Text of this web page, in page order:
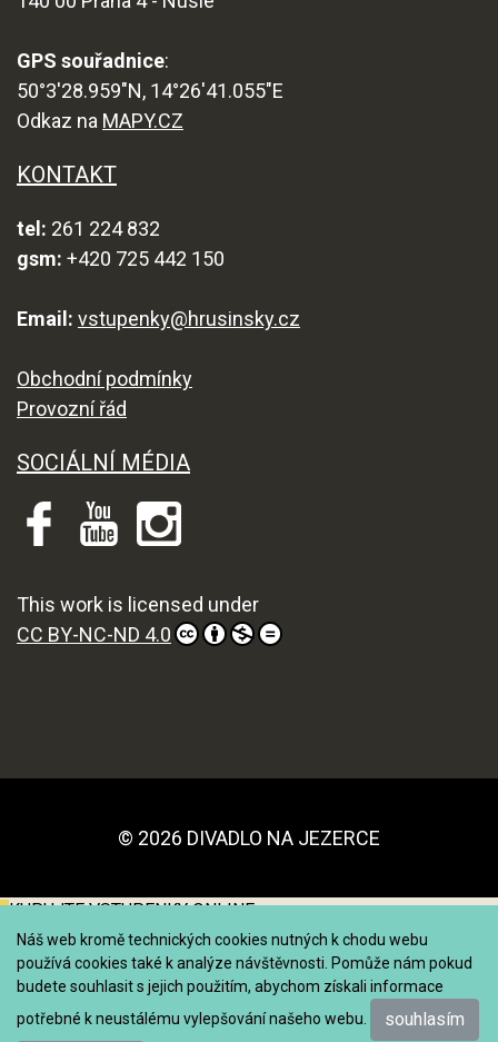
GPS souřadnice:
50°3'28.959"N, 14°26'41.055"E
Odkaz na MAPY.CZ
KONTAKT
tel: 261 224 832
gsm: +420 725 442 150
Email: vstupenky@hrusinsky.cz
Obchodní podmínky
Provozní řád
SOCIÁLNÍ MÉDIA
This work is licensed under
CC BY-NC-ND 4.0
© 2026 DIVADLO NA JEZERCE
Náš web kromě technických cookies nutných k chodu webu
používá cookies také k analýze návštěvnosti. Pomůže nám pokud
budete souhlasit s jejich použitím, abychom získali informace
potřebné k neustálému vylepšování našeho webu.
souhlasím
KUPUJTE VSTUPENKY ONLINE